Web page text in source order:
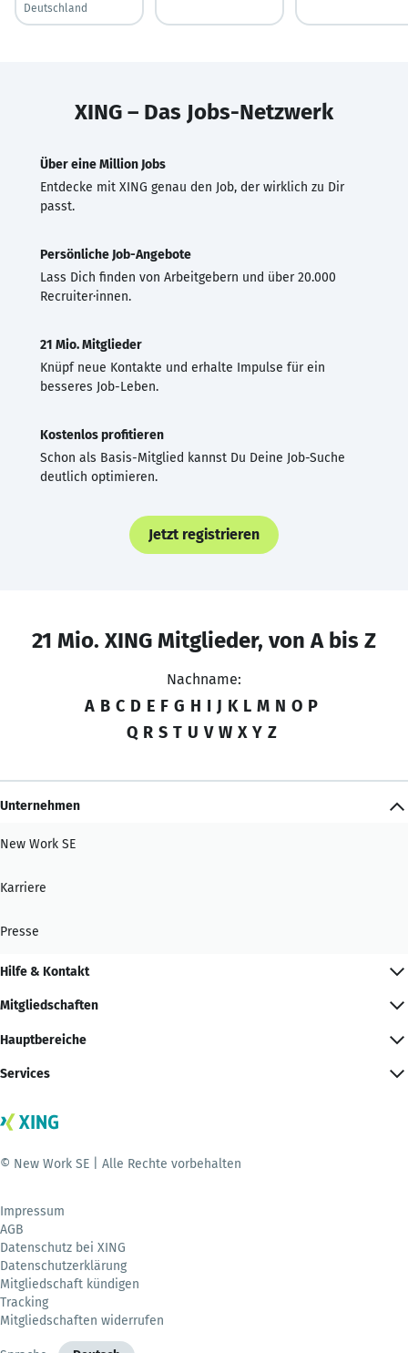
Deutschland
XING – Das Jobs-Netzwerk
Über eine Million Jobs
Entdecke mit XING genau den Job, der wirklich zu Dir
passt.
Persönliche Job-Angebote
Lass Dich finden von Arbeitgebern und über 20.000
Recruiter·innen.
21 Mio. Mitglieder
Knüpf neue Kontakte und erhalte Impulse für ein
besseres Job-Leben.
Kostenlos profitieren
Schon als Basis-Mitglied kannst Du Deine Job-Suche
deutlich optimieren.
Jetzt registrieren
21 Mio. XING Mitglieder, von A bis Z
Nachname:
A B C D E F G H I J K L M N O P
Q R S T U V W X Y Z
Unternehmen
New Work SE
Karriere
Presse
Hilfe & Kontakt
Mitgliedschaften
Hauptbereiche
Services
© New Work SE | Alle Rechte vorbehalten
Impressum
AGB
Datenschutz bei XING
Datenschutzerklärung
Mitgliedschaft kündigen
Tracking
Mitgliedschaften widerrufen